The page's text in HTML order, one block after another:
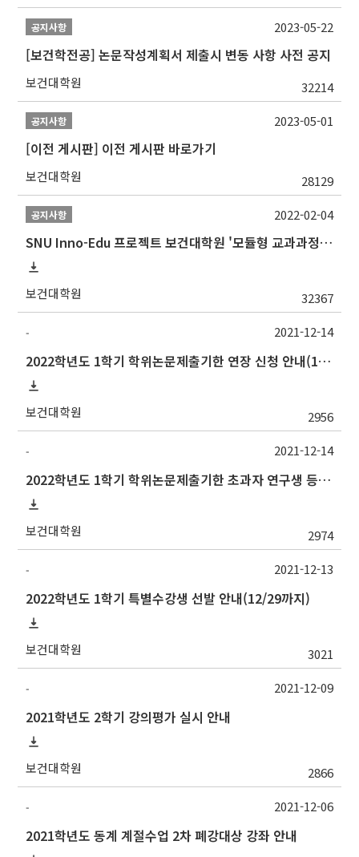
공지사항
[보건학전공] 논문작성계획서 제출시 변동 사항 사전 공지
보건대학원 32214
2023-05-22
공지사항
[이전 게시판] 이전 게시판 바로가기
보건대학원 28129
2023-05-01
공지사항
SNU Inno-Edu 프로젝트 보건대학원 '모듈형 교과과정' 안내(revised 2022/2/28)
보건대학원 32367
2022-02-04
-
2022학년도 1학기 학위논문제출기한 연장 신청 안내(12/30까지)
보건대학원 2956
2021-12-14
-
2022학년도 1학기 학위논문제출기한 초과자 연구생 등록 신청 안내(1/14까지)
보건대학원 2974
2021-12-14
-
2022학년도 1학기 특별수강생 선발 안내(12/29까지)
보건대학원 3021
2021-12-13
-
2021학년도 2학기 강의평가 실시 안내
보건대학원 2866
2021-12-09
-
2021학년도 동계 계절수업 2차 폐강대상 강좌 안내
2021-12-06